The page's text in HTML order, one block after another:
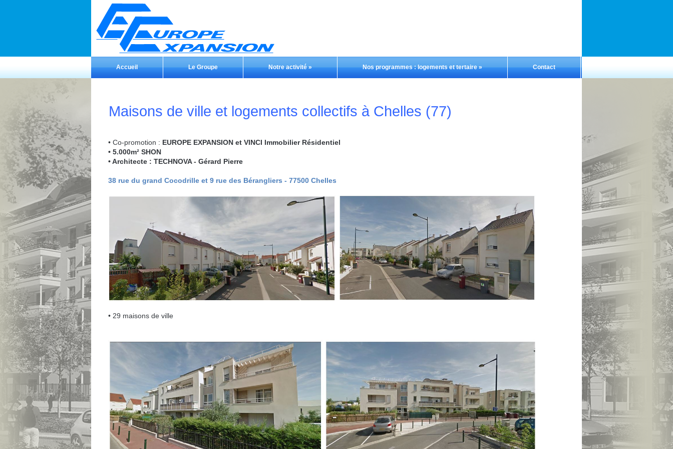
Accueil Le Groupe Notre activité» Nos programmes : logements et tertaire» Contact
Maisons de ville et logements collectifs à Chelles (77)
• Co-promotion : EUROPE EXPANSION et VINCI Immobilier Résidentiel
• 5.000m² SHON
• Architecte : TECHNOVA - Gérard Pierre
38 rue du grand Cocodrille et 9 rue des Bérangliers - 77500 Chelles
• 29 maisons de ville